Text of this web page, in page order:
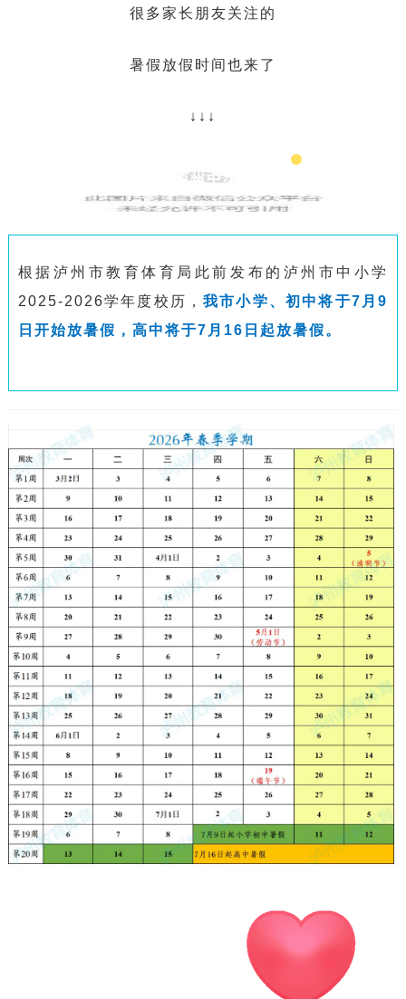
很多家长朋友关注的
暑假放假时间也来了
↓↓↓
2026年泸州中小学暑假
根据泸州市教育体育局此前发布的泸州市中小学
2025-2026学年度校历，我市小学、初中将于7月9
日开始放暑假，高中将于7月16日起放暑假。